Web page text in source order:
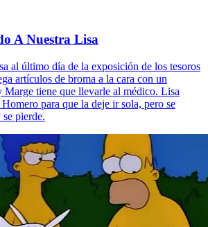
A Nuestra Lisa
al último día de la exposición de los tesoros
artículos de broma a la cara con un
Marge tiene que llevarle al médico. Lisa
para que la deje ir sola, pero se
pierde.